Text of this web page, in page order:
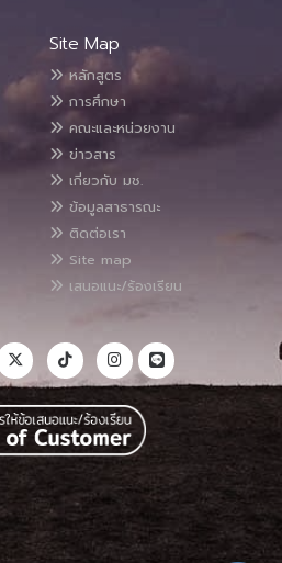
Site Map
หลักสูตร
การศึกษา
คณะและหน่วยงาน
ข่าวสาร
เกี่ยวกับ มช.
ข้อมูลสาธารณะ
ติดต่อเรา
Site map
เสนอแนะ/ร้องเรียน